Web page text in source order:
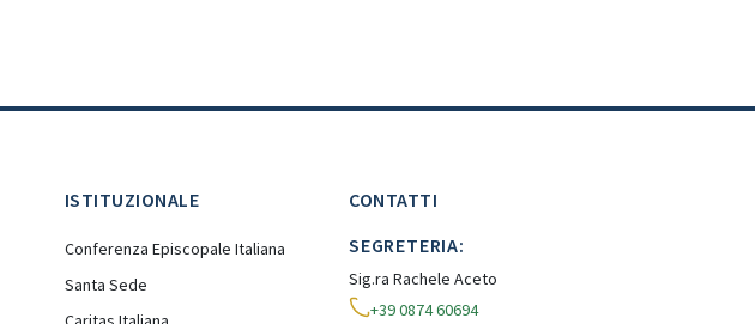
ISTITUZIONALE
Conferenza Episcopale Italiana
Santa Sede
CONTATTI
SEGRETERIA:
Sig.ra Rachele Aceto
+39 0874 60694